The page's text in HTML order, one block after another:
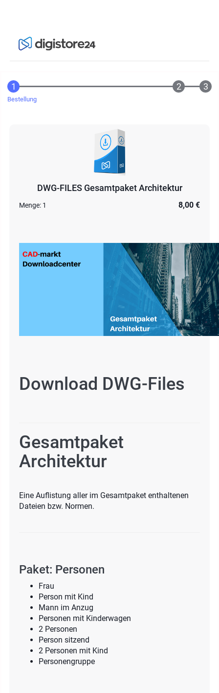
Bestellung
DWG-FILES Gesamtpaket Architektur
Menge: 1 8,00 €
Download DWG-Files
Gesamtpaket
Architektur
Eine Auflistung aller im Gesamtpaket enthaltenen
Dateien bzw. Normen.
Paket: Personen
Frau
Person mit Kind
Mann im Anzug
Personen mit Kinderwagen
2 Personen
Person sitzend
2 Personen mit Kind
Personengruppe